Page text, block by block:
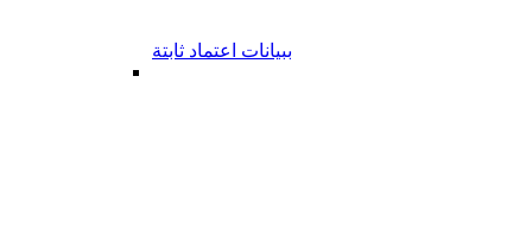
ببيانات اعتماد ثابتة